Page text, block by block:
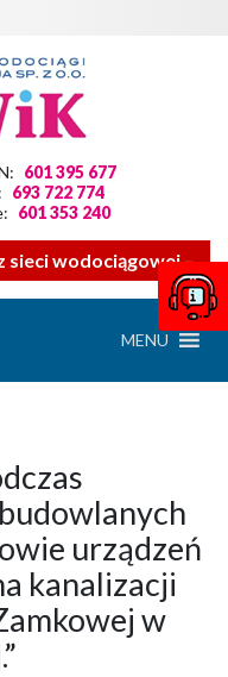
601 395 677
693 722 774
601 353 240
wodociągowej ——-
MENU
urządzeń
kanalizacji
w